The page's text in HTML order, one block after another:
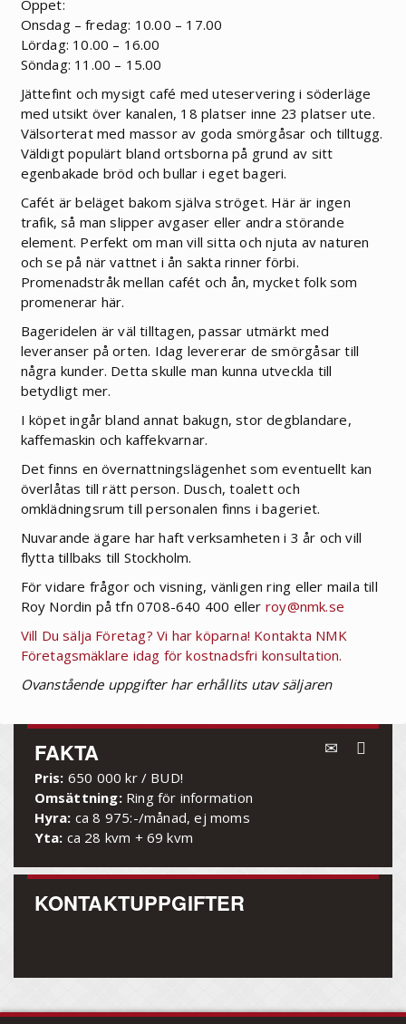
Öppet:
Onsdag – fredag: 10.00 – 17.00
Lördag: 10.00 – 16.00
Söndag: 11.00 – 15.00
Jättefint och mysigt café med uteservering i söderläge
med utsikt över kanalen, 18 platser inne 23 platser ute.
Välsorterat med massor av goda smörgåsar och tilltugg.
Väldigt populärt bland ortsborna på grund av sitt
egenbakade bröd och bullar i eget bageri.
Cafét är beläget bakom själva ströget. Här är ingen
trafik, så man slipper avgaser eller andra störande
element. Perfekt om man vill sitta och njuta av naturen
och se på när vattnet i ån sakta rinner förbi.
Promenadstråk mellan cafét och ån, mycket folk som
promenerar här.
Bageridelen är väl tilltagen, passar utmärkt med
leveranser på orten. Idag levererar de smörgåsar till
några kunder. Detta skulle man kunna utveckla till
betydligt mer.
I köpet ingår bland annat bakugn, stor degblandare,
kaffemaskin och kaffekvarnar.
Det finns en övernattningslägenhet som eventuellt kan
överlåtas till rätt person. Dusch, toalett och
omklädningsrum till personalen finns i bageriet.
Nuvarande ägare har haft verksamheten i 3 år och vill
flytta tillbaks till Stockholm.
För vidare frågor och visning, vänligen ring eller maila till
Roy Nordin på tfn 0708-640 400 eller roy@nmk.se
Vill Du sälja Företag? Vi har köparna! Kontakta NMK
Företagsmäklare idag för kostnadsfri konsultation.
Ovanstående uppgifter har erhållits utav säljaren
FAKTA
Pris: 650 000 kr / BUD!
Omsättning: Ring för information
Hyra: ca 8 975:-/månad, ej moms
Yta: ca 28 kvm + 69 kvm
KONTAKTUPPGIFTER